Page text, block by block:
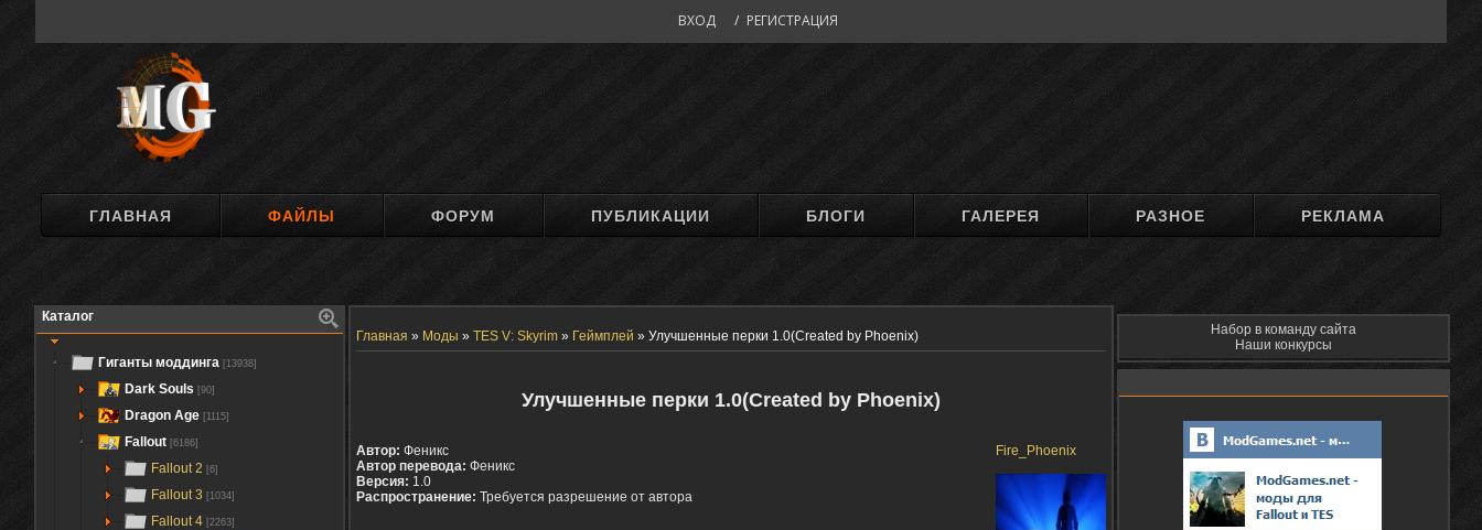
ВХОД / РЕГИСТРАЦИЯ
ГЛАВНАЯ ФАЙЛЫ ФОРУМ ПУБЛИКАЦИИ БЛОГИ ГАЛЕРЕЯ РАЗНОЕ РЕКЛАМА
Каталог
Гиганты моддинга [13938]
Dark Souls [90]
Dragon Age [1115]
Fallout [6186]
Fallout 2 [6]
Fallout 3 [1034]
Fallout 4 [2263]
Главная » Моды » TES V: Skyrim » Геймплей » Улучшенные перки 1.0(Created by Phoenix)
Улучшенные перки 1.0(Created by Phoenix)
Fire_Phoenix
Автор: Феникс
Автор перевода: Феникс
Версия: 1.0
Распространение: Требуется разрешение от автора
Набор в команду сайта
Наши конкурсы